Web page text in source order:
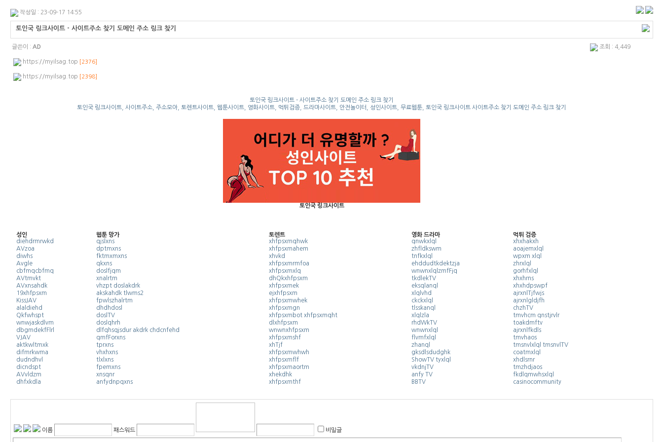
작성일 : 23-09-17 14:55
토인국 링크사이트 - 사이트주소 찾기 도메인 주소 링크 찾기
글쓴이 : AD 조회 : 4,449
https://myilsag.top [2376]
https://myilsag.top [2398]
토인국 링크사이트 - 사이트주소 찾기 도메인 주소 링크 찾기
토인국 링크사이트, 사이트주소, 주소모아, 토렌트사이트, 웹툰사이트, 영화사이트, 먹튀검증, 드라마사이트, 안전놀이터, 성인사이트, 무료웹툰, 토인국 링크사이트 사이트주소 찾기 도메인 주소 링크 찾기
토인국 링크사이트
성인
diehdrmrwkd
AVzoa
diwhs
Avgle
cbfmqcbfmq
AVtmvkt
AVxnsahdk
19xhfpsxm
KissJAV
alaldiehd
Qkfwhspt
wnwjaskdlvm
dbgmdekfFlrl
VJAV
aktkwltmxk
difmrkwma
dudndhvl
dicndspt
AVvldzm
dhfxkdla
웹툰 망가
qjslxns
dptmxns
fktmxmxns
qkxns
doslfjqm
xnalrtm
vhzpt doslakdrk
akskahdk tlwms2
fpwlszhalrtm
dhdhdosl
doslTV
doslqhrh
dlfqhsqjsdur akdrk chdcnfehd
qmfForxns
tprxns
vhxhxns
tlxlxns
fpemxns
xnsqnr
anfydnpqxns
토렌트
xhfpsxmqhwk
xhfpsxmahem
xhvkd
xhfpsxmrmfoa
xhfpsxmxlq
dhQkxhfpsxm
xhfpsxmek
ejxhfpsxm
xhfpsxmwhek
xhfpsxmgn
xhfpsxmbot xhfpsxmqht
dlxhfpsxm
wnwnxhfpsxm
xhfpsxmshf
xhTjf
xhfpsxmwhwh
xhfpsxmflf
xhfpsxmaortm
xhekdhk
xhfpsxmthf
영화 드라마
qnwkxlql
zhfldkswm
tnfkxlql
ehddudtkdektzja
wnwnxlqlzmfFjq
tkdlekTV
eksqlanql
xlqlvhd
ckckxlql
tlsskanql
xlqlzla
rhdWkTV
wnwnxlql
flvmfxlql
zhanql
gksdlsdudghk
ShowTV tyxlql
vkdnjTV
anfy TV
BBTV
먹튀 검증
xhxhakxh
aoajemxlql
wpxm xlql
zhrxlql
gorhfxlql
xhxhrns
xhxhdpswpf
ajrxnlTjfwjs
ajrxnlgldjfh
chzhTV
tmvhcm qnstjrvlr
toakdmftv
ajrxnlfkdls
tmvhaos
tmsnvlxlql tmsnvlTV
coatmxlql
xhdlsrnr
tmzhdjaos
fkdlqmwhsxlql
casinocommunity
이름 패스워드 비밀글